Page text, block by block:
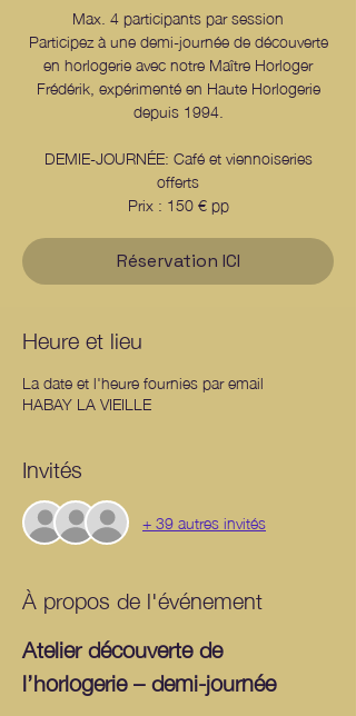
Max. 4 participants par session
Participez à une demi-journée de découverte
en horlogerie avec notre Maître Horloger
Frédérik, expérimenté en Haute Horlogerie
depuis 1994.
DEMIE-JOURNÉE: Café et viennoiseries
offerts
Prix : 150 € pp
Réservation ICI
Heure et lieu
La date et l'heure fournies par email
HABAY LA VIEILLE
Invités
+ 39 autres invités
À propos de l'événement
Atelier découverte de
l’horlogerie – demi-journée